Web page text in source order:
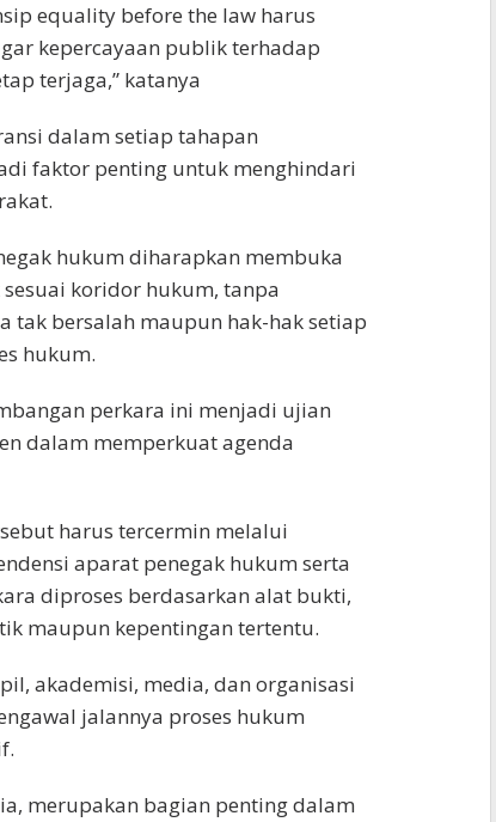
equality before the law harus
kepercayaan publik terhadap
terjaga,” katanya
dalam setiap tahapan
faktor penting untuk menghindari
hukum diharapkan membuka
koridor hukum, tanpa
tak bersalah maupun hak-hak setiap
hukum.
perkara ini menjadi ujian
dalam memperkuat agenda
harus tercermin melalui
aparat penegak hukum serta
diproses berdasarkan alat bukti,
maupun kepentingan tertentu.
akademisi, media, dan organisasi
jalannya proses hukum
merupakan bagian penting dalam